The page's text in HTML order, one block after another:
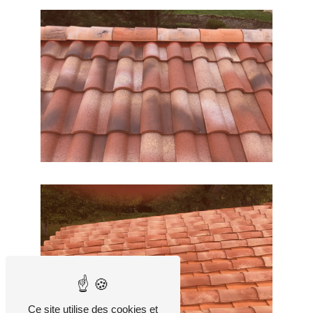
Ce site utilise des cookies et